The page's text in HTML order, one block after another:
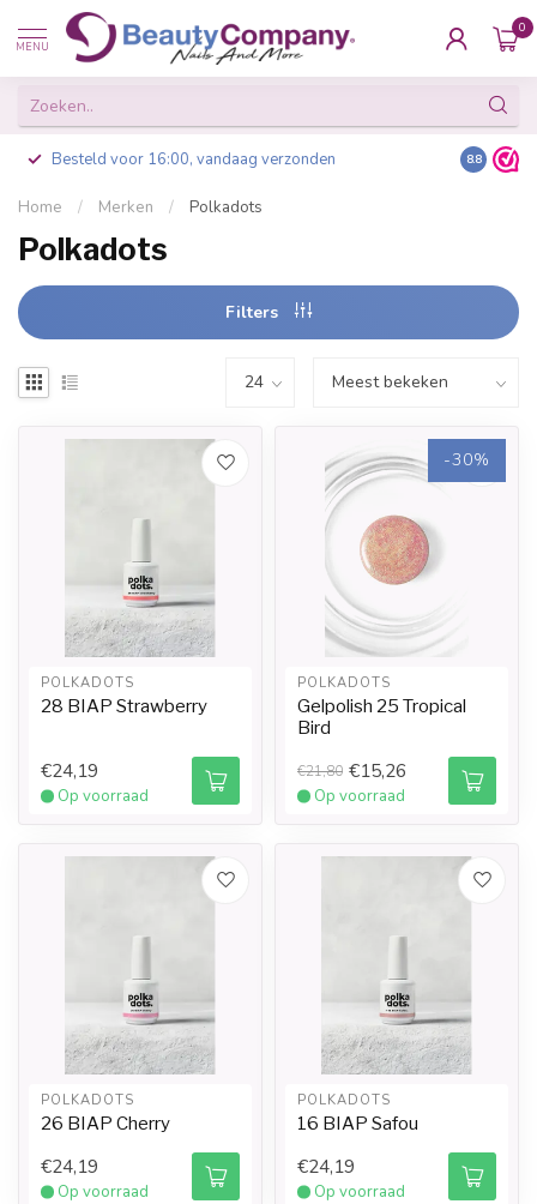
MENU
0
Besteld voor 16:00, vandaag verzonden 8.8
Home / Merken / Polkadots
Polkadots
Filters
POLKADOTS
28 BIAP Strawberry
€24,19
Op voorraad
-30%
POLKADOTS
Gelpolish 25 Tropical
Bird
€21,80 €15,26
Op voorraad
POLKADOTS
26 BIAP Cherry
€24,19
Op voorraad
POLKADOTS
16 BIAP Safou
€24,19
Op voorraad